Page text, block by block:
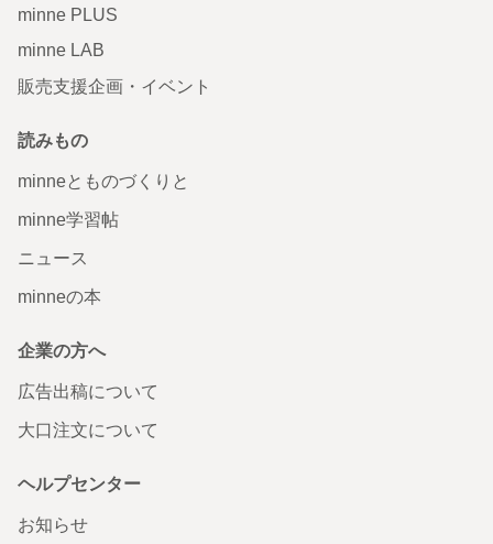
minne PLUS
minne LAB
販売支援企画・イベント
読みもの
minneとものづくりと
minne学習帖
ニュース
minneの本
企業の方へ
広告出稿について
大口注文について
ヘルプセンター
お知らせ